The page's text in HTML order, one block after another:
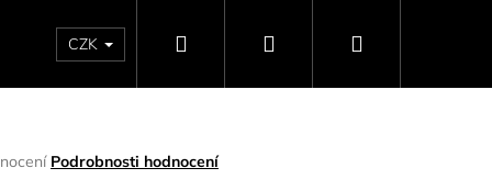
NAPIŠTE NÁM DÁRKOVÉ POUKAZY
CZK Hledat PřihlášeníNákupní
Podrobnosti hodnocení